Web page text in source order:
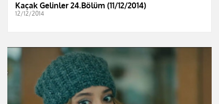
Kaçak Gelinler 24.Bölüm (11/12/2014)
12/12/2014